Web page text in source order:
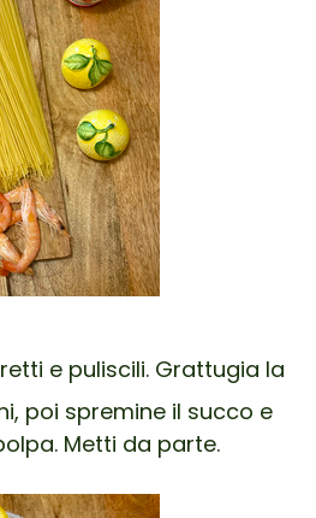
e puliscili. Grattugia la
poi spremine il succo e
Metti da parte.